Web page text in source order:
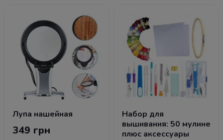
Лупа нашейная
349 грн
Набор для
вышивания: 50 мулине
плюс аксессуары